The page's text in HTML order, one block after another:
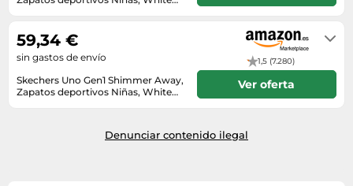
Skechers Uno Gen1 Shimmer Away,
Zapatos deportivos Niñas, White
1,5 (7.280)
59,34 €
sin gastos de envío
Ver oferta
Denunciar contenido ilegal